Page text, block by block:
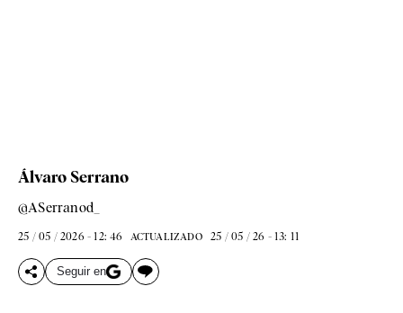
Álvaro Serrano
@ASerranod_
25 / 05 / 2026 - 12: 46 ACTUALIZADO 25 / 05 / 26 - 13: 11
Seguir en